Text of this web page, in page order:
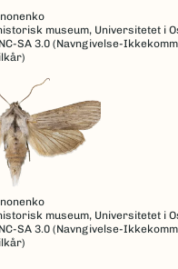
museum, Universitetet i
SA 3.0 (Navngivelse-
museum, Universitetet i
SA 3.0 (Navngivelse-